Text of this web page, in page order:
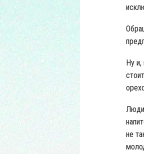
Ну и,
Люди
не